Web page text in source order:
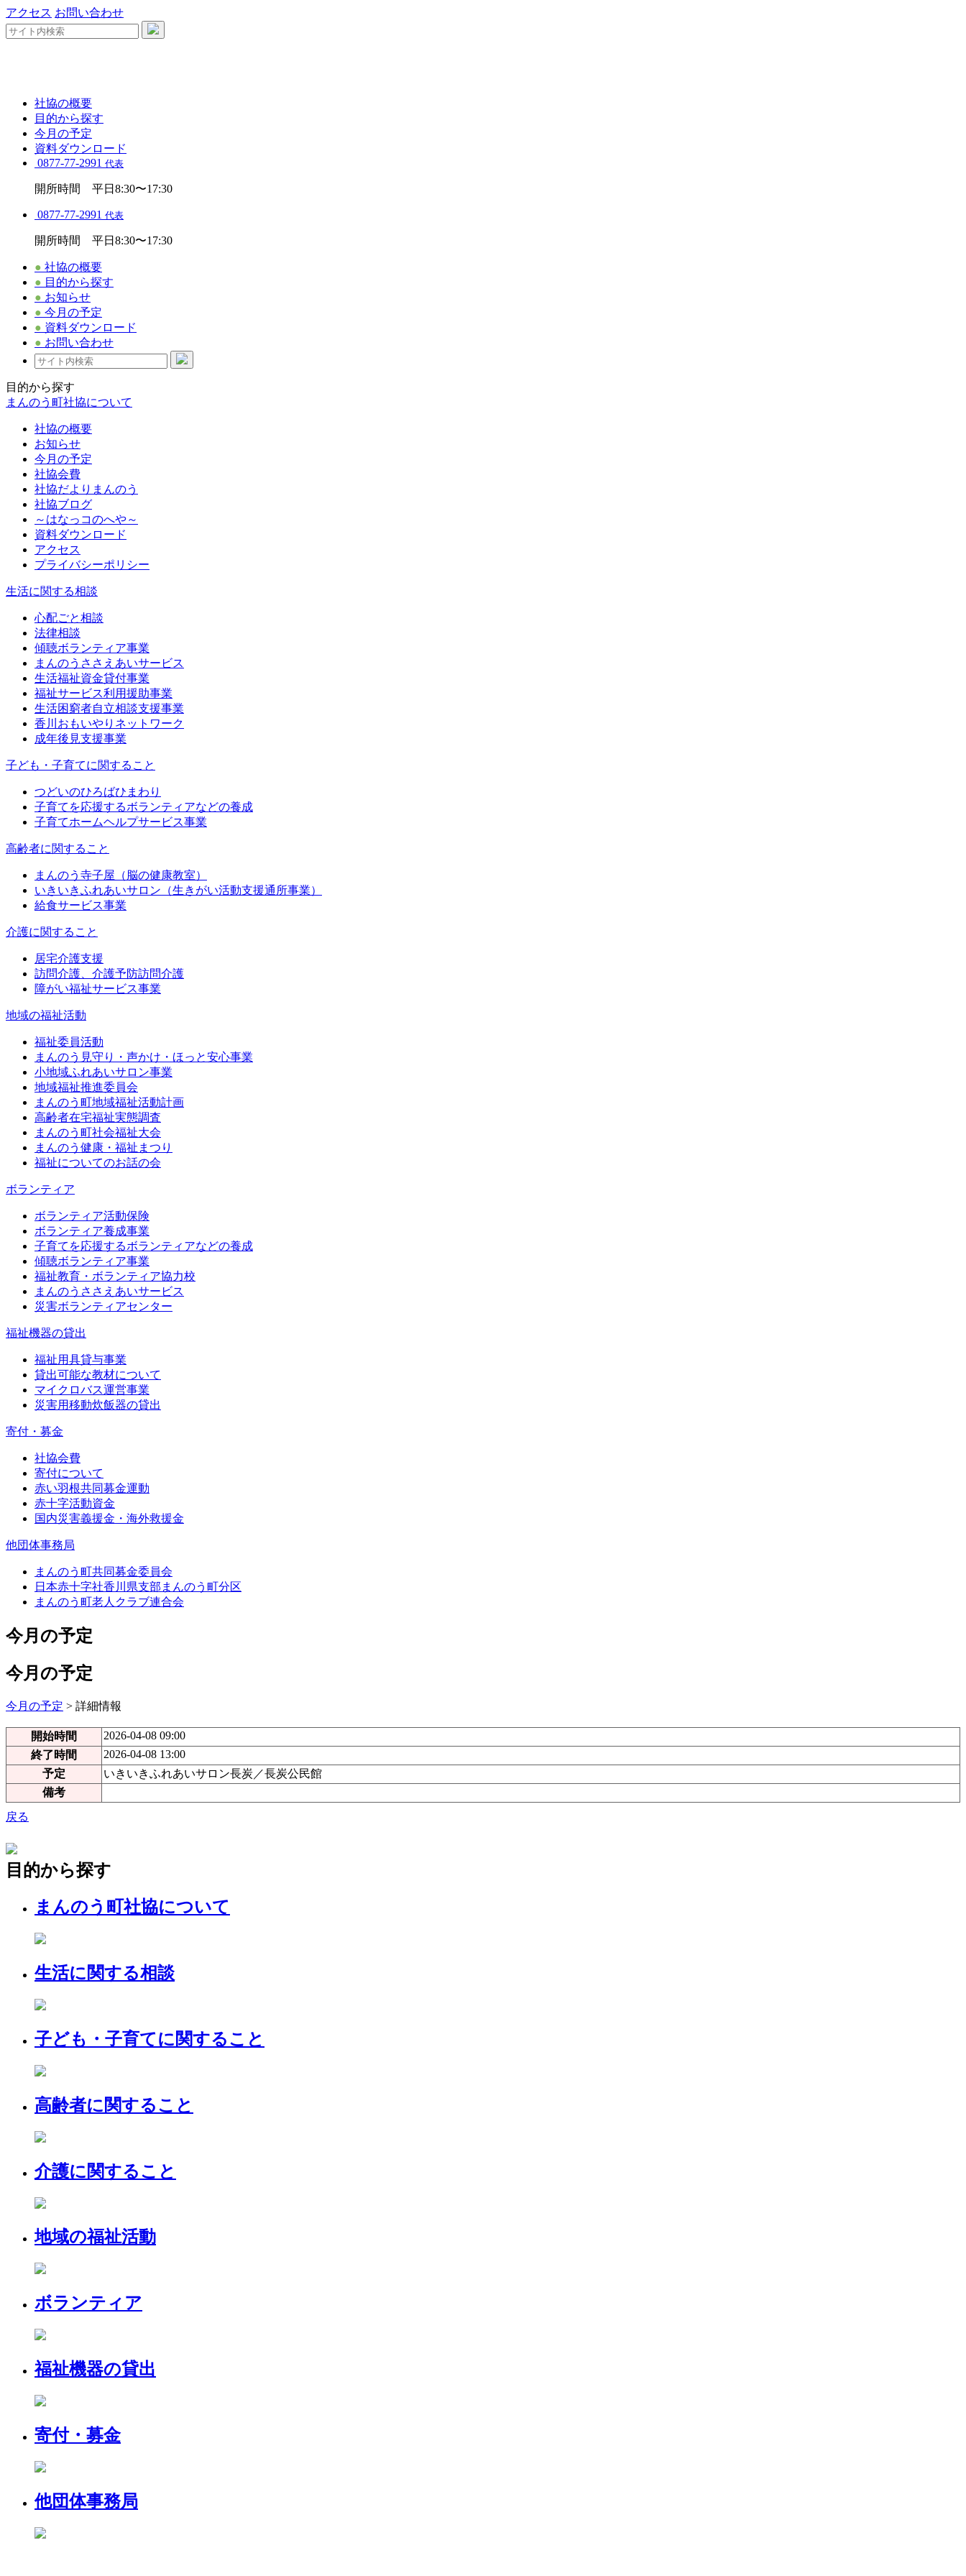
アクセス お問い合わせ
社協の概要
目的から探す
今月の予定
資料ダウンロード
0877-77-2991 代表
開所時間 平日8:30〜17:30
0877-77-2991 代表
開所時間 平日8:30〜17:30
● 社協の概要
● 目的から探す
● お知らせ
● 今月の予定
● 資料ダウンロード
● お問い合わせ
目的から探す
まんのう町社協について
社協の概要
お知らせ
今月の予定
社協会費
社協だよりまんのう
社協ブログ
～はなっコのへや～
資料ダウンロード
アクセス
プライバシーポリシー
生活に関する相談
心配ごと相談
法律相談
傾聴ボランティア事業
まんのうささえあいサービス
生活福祉資金貸付事業
福祉サービス利用援助事業
生活困窮者自立相談支援事業
香川おもいやりネットワーク
成年後見支援事業
子ども・子育てに関すること
つどいのひろばひまわり
子育てを応援するボランティアなどの養成
子育てホームヘルプサービス事業
高齢者に関すること
まんのう寺子屋（脳の健康教室）
いきいきふれあいサロン（生きがい活動支援通所事業）
給食サービス事業
介護に関すること
居宅介護支援
訪問介護、介護予防訪問介護
障がい福祉サービス事業
地域の福祉活動
福祉委員活動
まんのう見守り・声かけ・ほっと安心事業
小地域ふれあいサロン事業
地域福祉推進委員会
まんのう町地域福祉活動計画
高齢者在宅福祉実態調査
まんのう町社会福祉大会
まんのう健康・福祉まつり
福祉についてのお話の会
ボランティア
ボランティア活動保険
ボランティア養成事業
子育てを応援するボランティアなどの養成
傾聴ボランティア事業
福祉教育・ボランティア協力校
まんのうささえあいサービス
災害ボランティアセンター
福祉機器の貸出
福祉用具貸与事業
貸出可能な教材について
マイクロバス運営事業
災害用移動炊飯器の貸出
寄付・募金
社協会費
寄付について
赤い羽根共同募金運動
赤十字活動資金
国内災害義援金・海外救援金
他団体事務局
まんのう町共同募金委員会
日本赤十字社香川県支部まんのう町分区
まんのう町老人クラブ連合会
今月の予定
今月の予定
今月の予定 > 詳細情報
開始時間
2026-04-08 09:00
終了時間
2026-04-08 13:00
予定
いきいきふれあいサロン長炭／長炭公民館
備考
戻る
目的から探す
まんのう町社協について
生活に関する相談
子ども・子育てに関すること
高齢者に関すること
介護に関すること
地域の福祉活動
ボランティア
福祉機器の貸出
寄付・募金
他団体事務局